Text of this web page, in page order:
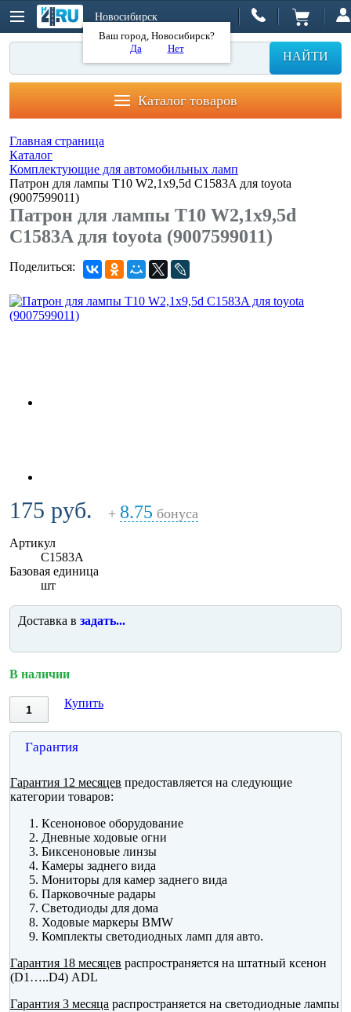
Новосибирск
Ваш город, Новосибирск?
Да
Нет
НАЙТИ
Каталог товаров
Главная страница
Каталог
Комплектующие для автомобильных ламп
Патрон для лампы T10 W2,1x9,5d C1583A для toyota
(9007599011)
Патрон для лампы T10 W2,1x9,5d
C1583A для toyota (9007599011)
Поделиться:
175 руб. + 8.75 бонуса
Артикул
C1583A
Базовая единица
шт
Доставка в задать...
В наличии
Купить
Гарантия
Гарантия 12 месяцев предоставляется на следующие
категории товаров:
Ксеноновое оборудование
Дневные ходовые огни
Биксеноновые линзы
Камеры заднего вида
Мониторы для камер заднего вида
Парковочные радары
Светодиоды для дома
Ходовые маркеры BMW
Комплекты светодиодных ламп для авто.
Гарантия 18 месяцев распространяется на штатный ксенон
(D1…..D4) ADL
Гарантия 3 месяца распространяется на светодиодные лампы